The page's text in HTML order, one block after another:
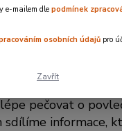
pečovat o
sdílíme informace,
e-mailem dlepodmínek
osobních údajů pro
Zavřít